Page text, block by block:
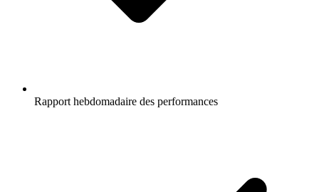
Rapport hebdomadaire des performances